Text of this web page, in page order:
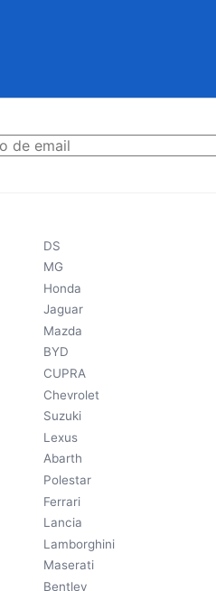
DS
MG
Honda
Jaguar
Mazda
BYD
CUPRA
Chevrolet
Suzuki
Lexus
Abarth
Polestar
Ferrari
Lancia
Lamborghini
Maserati
Bentley